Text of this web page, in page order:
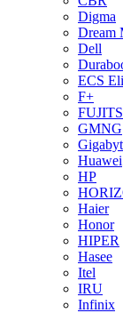
Digma
Dream
Dell
ECS
F+
GMNG
Huawei
HP
Haier
Honor
HIPER
Hasee
Itel
IRU
Infinix